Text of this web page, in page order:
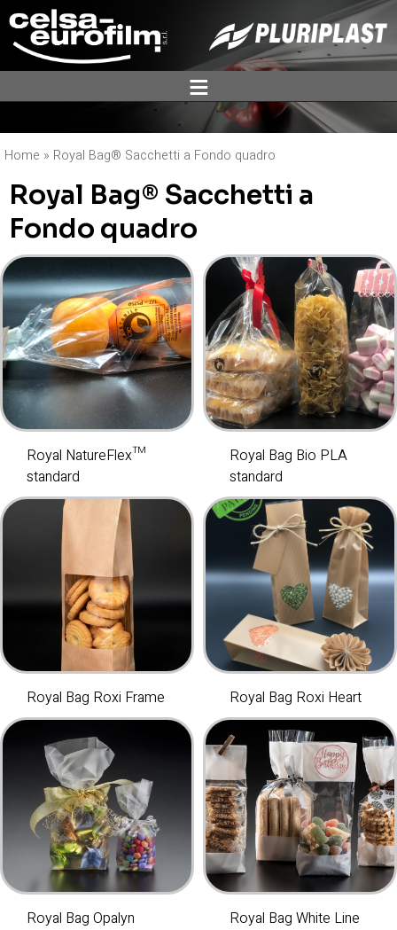
ĕ
Home » Royal Bag® Sacchetti a Fondo quadro
Royal Bag® Sacchetti a
Fondo quadro
Royal NatureFlex™
standard
Royal Bag Bio PLA
standard
Royal Bag Roxi Frame Royal Bag Roxi Heart
Royal Bag Opalyn Royal Bag White Line